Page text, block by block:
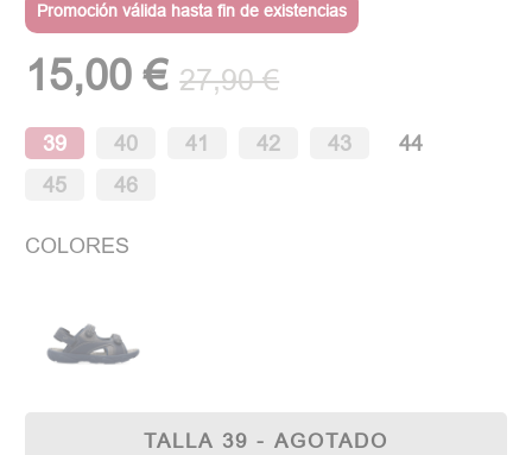
Promoción válida hasta fin de existencias
15,00 € 27,90 €
39 40 41 42 43
44
45
46
COLORES
TALLA 39 - AGOTADO